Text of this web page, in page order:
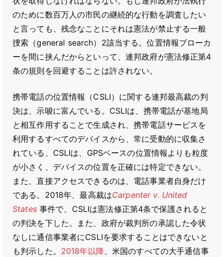
のために数百万人の市民の継続的な行動を調査したい
と言っても、残念なことにそれは憲法が禁止する一般
捜索（general search）2該当する。位置情報ブローカ
ーを間に挟んだからといって、連邦政府が憲法修正第4
条の規則を回避することは許されない。
携帯電話の位置情報（CSLI）に関する連邦最高裁の判
決は、示唆に富んでいる。CSLIは、携帯電話が基地局
と相互作用することで生成され、携帯電話サービスを
利用するすべてのデバイスから、常に受動的に収集さ
れている、CSLIは、GPSベースの位置情報よりも粒度
が小さく、デバイスの位置を正確には特定できない。
また、直接アクセスできるのは、電話事業者自身だけ
である。2018年、最高裁はCarpenter v. United
States事件で、CSLIは憲法修正第4条で保護されると
の判決を下した。また、政府が裁判所の承認した令状
なしに通信事業者にCSLIを要求することはできないと
も判示した。 2018年以降、米国のすべての大手通信事